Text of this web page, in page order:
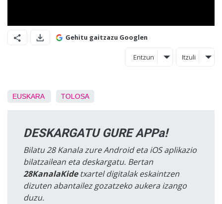
Gehitu gaitzazu Googlen
Entzun Itzuli
EUSKARA TOLOSA
DESKARGATU GURE APPa!
Bilatu 28 Kanala zure Android eta iOS aplikazio
bilatzailean eta deskargatu. Bertan
28KanalaKidetxartel digitalak eskaintzen
dizuten abantailez gozatzeko aukera izango
duzu.